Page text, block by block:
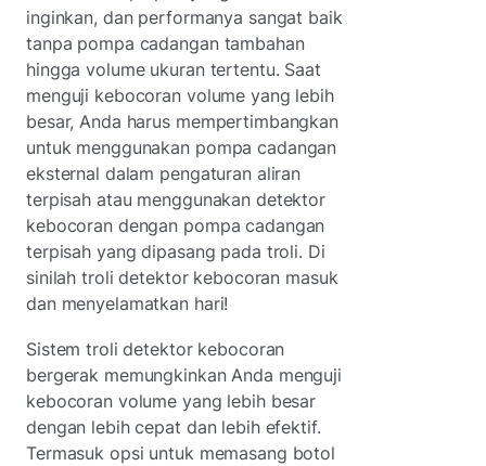
inginkan, dan performanya sangat baik
tanpa pompa cadangan tambahan
hingga volume ukuran tertentu. Saat
menguji kebocoran volume yang lebih
besar, Anda harus mempertimbangkan
untuk menggunakan pompa cadangan
eksternal dalam pengaturan aliran
terpisah atau menggunakan detektor
kebocoran dengan pompa cadangan
terpisah yang dipasang pada troli. Di
sinilah troli detektor kebocoran masuk
dan menyelamatkan hari!
Sistem troli detektor kebocoran
bergerak memungkinkan Anda menguji
kebocoran volume yang lebih besar
dengan lebih cepat dan lebih efektif.
Termasuk opsi untuk memasang botol